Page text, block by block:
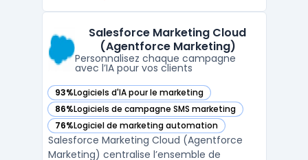
cycles de vente longs ou des besoins de
qualification, de nurturing ...
Salesforce Marketing Cloud
(Agentforce Marketing)
Personnalisez chaque campagne
avec l’IA pour vos clients
93%Logiciels d'IA pour le marketing
— voir Salesforce Marketing Cloud (Agentforce Marketing)
86%Logiciels de campagne SMS marketing
— voir Salesforce Marketing Cloud (Agentforce Marketing)
76%Logiciel de marketing automation
— voir Salesforce Marketing Cloud (Agentforce Marketing)
Salesforce Marketing Cloud (Agentforce
Marketing) centralise l’ensemble de